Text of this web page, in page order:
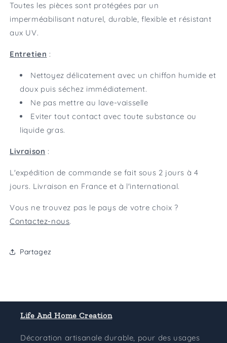
Toutes les pièces sont protégées par un
imperméabilisant naturel, durable, flexible et résistant
aux UV.
Entretien :
Nettoyez délicatement avec un chiffon humide et
doux puis séchez immédiatement.
Ne pas mettre au lave-vaisselle
Eviter tout contact avec toute substance ou
liquide gras.
Livraison :
L'expédition de commande se fait sous 2 jours à 4
jours. Livraison en France et à l'international.
Vous ne trouvez pas le pays de votre choix ?
Contactez-nous.
Partagez
Life And Home Creation
Décoration artisanale durable, pour des usages